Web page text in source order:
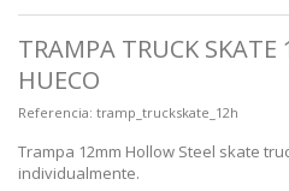
TRAMPA TRUCK SKATE
HUECO
Referencia: tramp_truckskate_12h
Trampa 12mm Hollow Steel skate
individualmente.